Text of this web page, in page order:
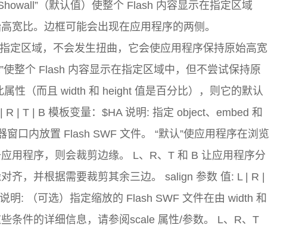
（默认值）使整个 Flash 内容显示在指定区域
宽比。边框可能会出现在应用程序的两侧。
定区域，不会发生扭曲，它会使应用程序保持原始高宽
使整个 Flash 内容显示在指定区域中，但不尝试保持原
性（而且 width 和 height 值是百分比），则它的默认
| T | B 模板变量：$HA 说明: 指定 object、embed 和
口内放置 Flash SWF 文件。 “默认”使应用程序在浏览
用程序，则会裁剪边缘。 L、R、T 和 B 让应用程序分
齐，并根据需要裁剪其余三边。 salign 参数 值: L | R |
明: （可选）指定缩放的 Flash SWF 文件在由 width 和
条件的详细信息，请参阅scale 属性/参数。 L、R、T